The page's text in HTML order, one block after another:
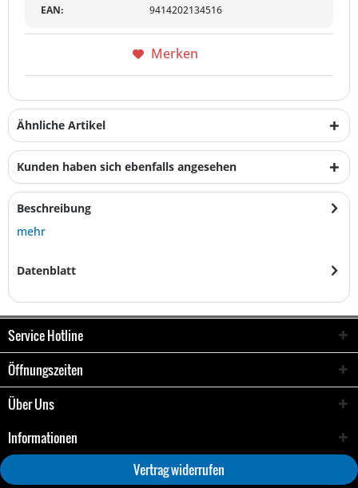
EAN:
9414202134516
Merken
Ähnliche Artikel
Kunden haben sich ebenfalls angesehen
Beschreibung
mehr
Datenblatt
Service Hotline
Öffnungszeiten
Über Uns
Informationen
Vertrag widerrufen